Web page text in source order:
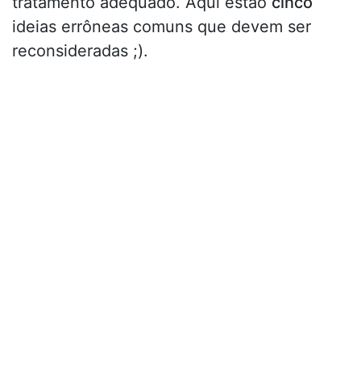
ideias errôneas comuns que devem ser
reconsideradas ;).